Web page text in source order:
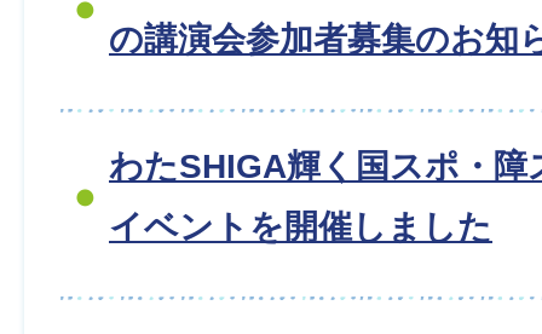
の講演会参加者募集のお知
わたSHIGA輝く国スポ・障
イベントを開催しました